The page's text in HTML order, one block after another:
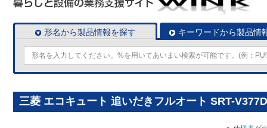
形名から製品情報を探す キーワードから製品情
三菱 エコキュート 追いだきフルオート SRT-